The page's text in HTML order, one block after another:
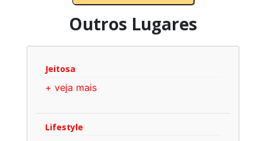
Outros Lugares
Jeitosa
+ veja mais
Lifestyle